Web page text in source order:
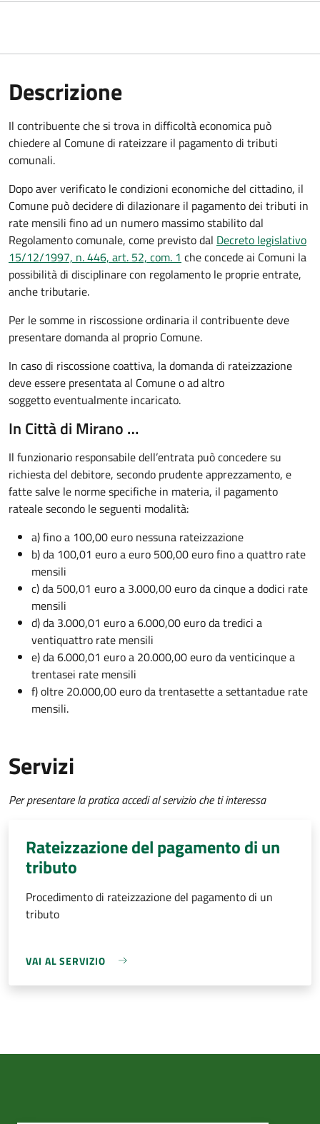
Descrizione
Il contribuente che si trova in difficoltà economica può
chiedere al Comune di rateizzare il pagamento di tributi
comunali.
Dopo aver verificato le condizioni economiche del cittadino, il
Comune può decidere di dilazionare il pagamento dei tributi in
rate mensili fino ad un numero massimo stabilito dal
Regolamento comunale, come previsto dal Decreto legislativo
15/12/1997, n. 446, art. 52, com. 1 che concede ai Comuni la
possibilità di disciplinare con regolamento le proprie entrate,
anche tributarie.
Per le somme in riscossione ordinaria il contribuente deve
presentare domanda al proprio Comune.
In caso di riscossione coattiva, la domanda di rateizzazione
deve essere presentata al Comune o ad altro
soggetto eventualmente incaricato.
In Città di Mirano …
Il funzionario responsabile dell’entrata può concedere su
richiesta del debitore, secondo prudente apprezzamento, e
fatte salve le norme specifiche in materia, il pagamento
rateale secondo le seguenti modalità:
a) fino a 100,00 euro nessuna rateizzazione
b) da 100,01 euro a euro 500,00 euro fino a quattro rate
mensili
c) da 500,01 euro a 3.000,00 euro da cinque a dodici rate
mensili
d) da 3.000,01 euro a 6.000,00 euro da tredici a
ventiquattro rate mensili
e) da 6.000,01 euro a 20.000,00 euro da venticinque a
trentasei rate mensili
f) oltre 20.000,00 euro da trentasette a settantadue rate
mensili.
Servizi
Per presentare la pratica accedi al servizio che ti interessa
Rateizzazione del pagamento di un
tributo
Procedimento di rateizzazione del pagamento di un
tributo
VAI AL SERVIZIO